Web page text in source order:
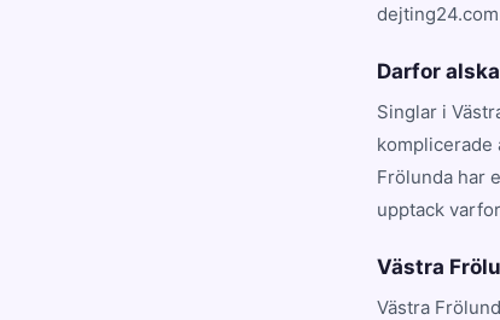
Darfor
Singlar i
komplicerade
Frölunda har
upptack
Västra
Västra